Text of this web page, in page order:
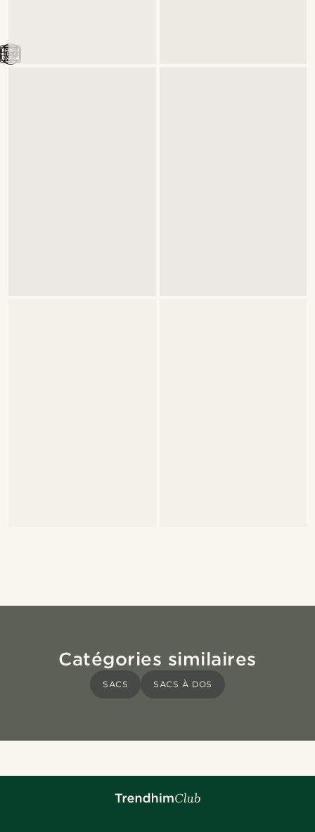
Catégories similaires
SACS SACS À DOS